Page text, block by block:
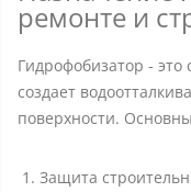
ремонте и
Гидрофобизатор - это
создает
поверхности.
Защита